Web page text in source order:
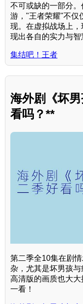
不可或缺的一部分
游，"王者荣耀"不仅
现。在虚拟战场上
现出各自的实力与智
集结吧！王者
海外剧《坏
看吗？**
第二季全10集在剧
杂，尤其是坏男孩与
高清版的画质也大
一看！